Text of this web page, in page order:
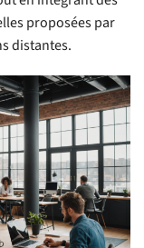
proposées par
distantes.